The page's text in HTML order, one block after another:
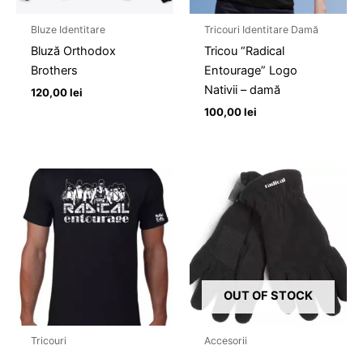
Bluze Identitare
Bluză Orthodox
Brothers
120,00lei
Tricouri Identitare Damă
Tricou “Radical
Entourage” Logo
Nativii – damă
100,00lei
Tricouri
OUT OF STOCK
Accesorii